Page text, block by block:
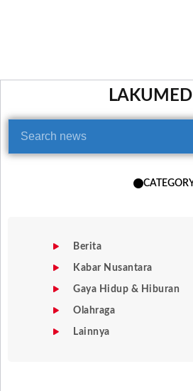
Berita
Kabar Nusantara
Gaya Hidup & Hiburan
Olahraga
Lainnya